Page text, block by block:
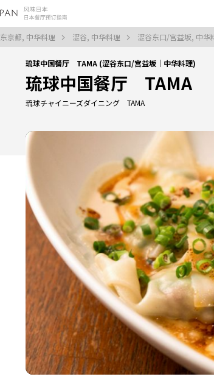
东京都, 中华料理 涩谷, 中华料理 涩谷东口/宫益坂, 中华
琉球中国餐厅 TAMA (涩谷东口/宫益坂｜中华料理)
琉球中国餐厅 TAMA
琉球チャイニーズダイニング TAMA